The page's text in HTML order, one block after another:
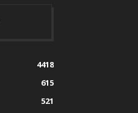
4418
615
521